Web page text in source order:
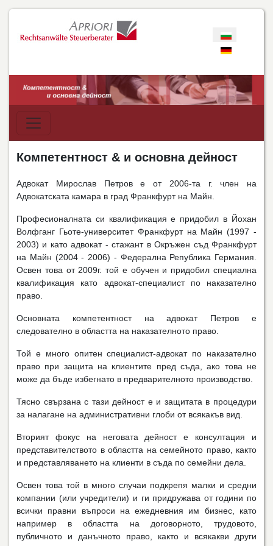
Изберете език
Компетентност & и основна дейност
Адвокат Мирослав Петров е от 2006-та г. член на
Адвокатската камара в град Франкфурт на Майн.
Професионалната си квалификация e придобил в Йохан
Волфганг Гьоте-университет Франкфурт на Майн (1997 -
2003) и като адвокат - стажант в Окръжен съд Франкфурт
на Майн (2004 - 2006) - Федерална Република Германия.
Освен това от 2009г. той е обучен и придобил специална
квалификация като адвокат-специалист по наказателно
право.
Основната компетентност на адвокат Петров е
следователно в областта на наказателното право.
Той е много опитен специалист-адвокат по наказателно
право при защита на клиентите пред съда, ако това не
може да бъде избегнато в предварителното производство.
Тясно свързана с тази дейност е и защитата в процедури
за налагане на административни глоби от всякакъв вид.
Вторият фокус на неговата дейност е консултация и
представителството в областта на семейното право, както
и представляването на клиенти в съда по семейни дела.
Освен това той в много случаи подкрепя малки и средни
компании (или учредители) и ги придружава от години по
всички правни въпроси на ежедневния им бизнес, като
например в областта на договорното, трудовото,
публичното и данъчното право, както и всякакви други